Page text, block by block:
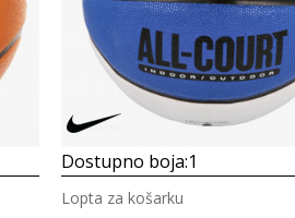
Dostupno boja:1
Lopta za košarku